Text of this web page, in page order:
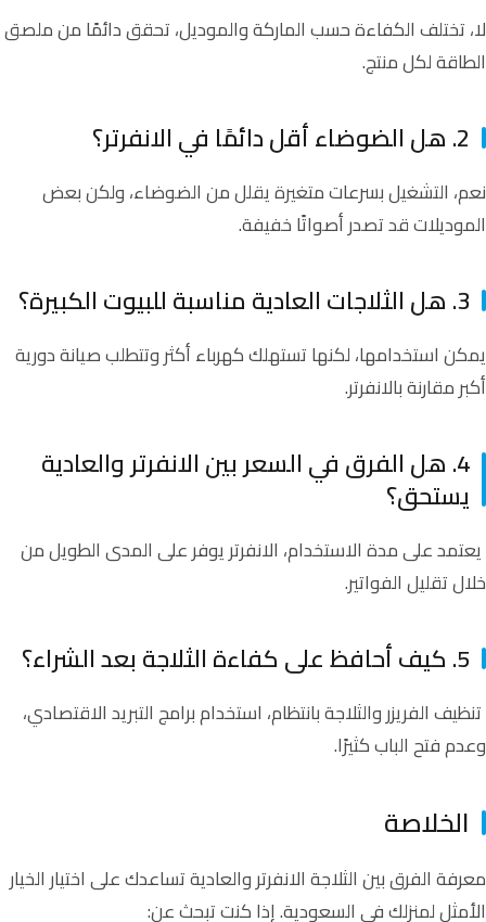
لا، تختلف الكفاءة حسب الماركة والموديل، تحقق دائمًا من ملصق
الطاقة لكل منتج.
2. هل الضوضاء أقل دائمًا في الانفرتر؟
نعم، التشغيل بسرعات متغيرة يقلل من الضوضاء، ولكن بعض
الموديلات قد تصدر أصواتًا خفيفة.
3. هل الثلاجات العادية مناسبة للبيوت الكبيرة؟
يمكن استخدامها، لكنها تستهلك كهرباء أكثر وتتطلب صيانة دورية
أكبر مقارنة بالانفرتر.
4. هل الفرق في السعر بين الانفرتر والعادية
يستحق؟
يعتمد على مدة الاستخدام، الانفرتر يوفر على المدى الطويل من
خلال تقليل الفواتير.
5. كيف أحافظ على كفاءة الثلاجة بعد الشراء؟
تنظيف الفريزر والثلاجة بانتظام، استخدام برامج التبريد الاقتصادي،
وعدم فتح الباب كثيرًا.
الخلاصة
معرفة الفرق بين الثلاجة الانفرتر والعادية تساعدك على اختيار الخيار
الأمثل لمنزلك في السعودية. إذا كنت تبحث عن: